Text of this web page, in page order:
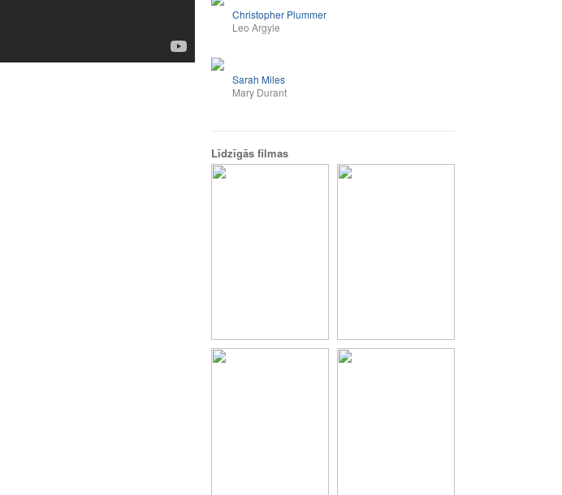
Christopher Plummer
Leo Argyle
Sarah Miles
Mary Durant
Līdzīgās filmas